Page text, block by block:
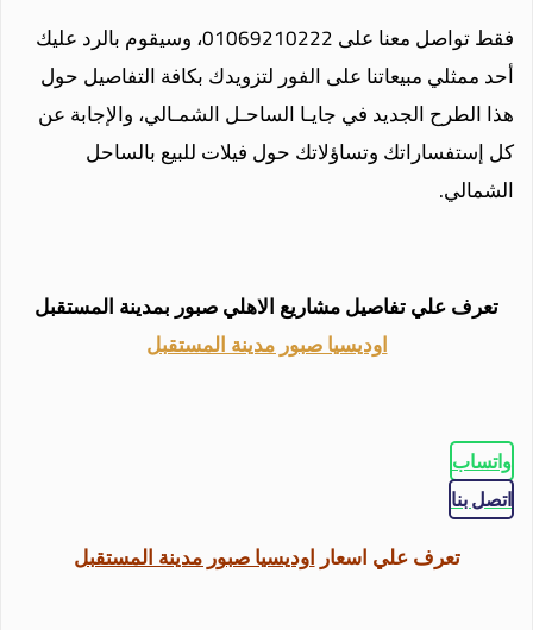
فقط تواصل معنا على 01069210222، وسيقوم بالرد عليك
أحد ممثلي مبيعاتنا على الفور لتزويدك بكافة التفاصيل حول
هذا الطرح الجديد في جايـا الساحـل الشمـالي، والإجابة عن
كل إستفساراتك وتساؤلاتك حول فيلات للبيع بالساحل
الشمالي.
تعرف علي تفاصيل مشاريع الاهلي صبور بمدينة المستقبل
اوديسيا صبور مدينة المستقبل
واتساب
اتصل بنا
تعرف علي اسعاراوديسيا صبور مدينة المستقبل